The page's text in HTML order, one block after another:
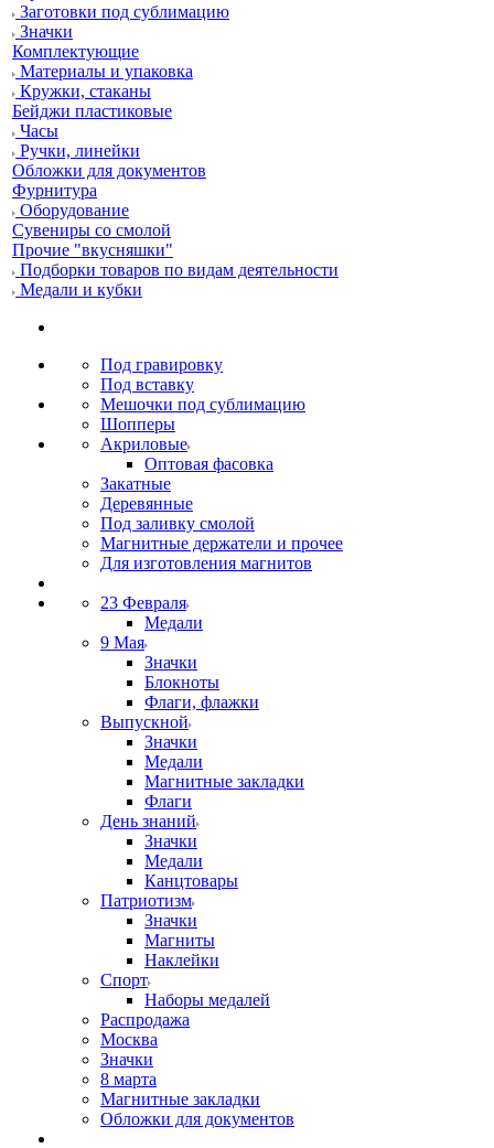
Заготовки под сублимацию
Значки
Комплектующие
Материалы и упаковка
Кружки, стаканы
Бейджи пластиковые
Часы
Ручки, линейки
Обложки для документов
Фурнитура
Оборудование
Сувениры со смолой
Прочие "вкусняшки"
Подборки товаров по видам деятельности
Медали и кубки
Под гравировку
Под вставку
Мешочки под сублимацию
Шопперы
Акриловые
Оптовая фасовка
Закатные
Деревянные
Под заливку смолой
Магнитные держатели и прочее
Для изготовления магнитов
23 Февраля
Медали
9 Мая
Значки
Блокноты
Флаги, флажки
Выпускной
Значки
Медали
Магнитные закладки
Флаги
День знаний
Значки
Медали
Канцтовары
Патриотизм
Значки
Магниты
Наклейки
Спорт
Наборы медалей
Распродажа
Москва
Значки
8 марта
Магнитные закладки
Обложки для документов